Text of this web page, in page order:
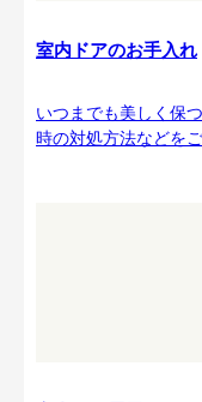
室内ドアのお手入れ
いつまでも美しく保
時の対処方法などを